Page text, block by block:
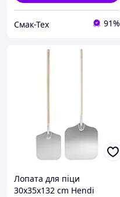
Смак-Тех 91%
Лопата для піци
30х35х132 cm Hendi